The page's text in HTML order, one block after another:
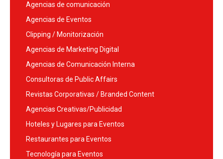
Agencias de comunicación
Agencias de Eventos
Clipping / Monitorización
Agencias de Marketing Digital
Agencias de Comunicación Interna
Consultoras de Public Affairs
Revistas Corporativas / Branded Content
Agencias Creativas/Publicidad
Hoteles y Lugares para Eventos
Restaurantes para Eventos
Tecnología para Eventos